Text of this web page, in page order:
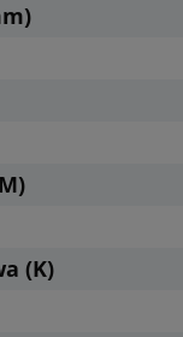
(K)